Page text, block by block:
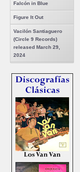
Falcón in Blue
Figure It Out
Vacilón Santiaguero
(Circle 9 Records)
released March 29,
2024